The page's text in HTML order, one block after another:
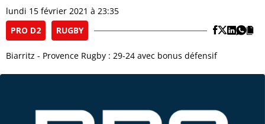
lundi 15 février 2021 à 23:35
PRO D2
RUGBY
Biarritz - Provence Rugby : 29-24 avec bonus défensif